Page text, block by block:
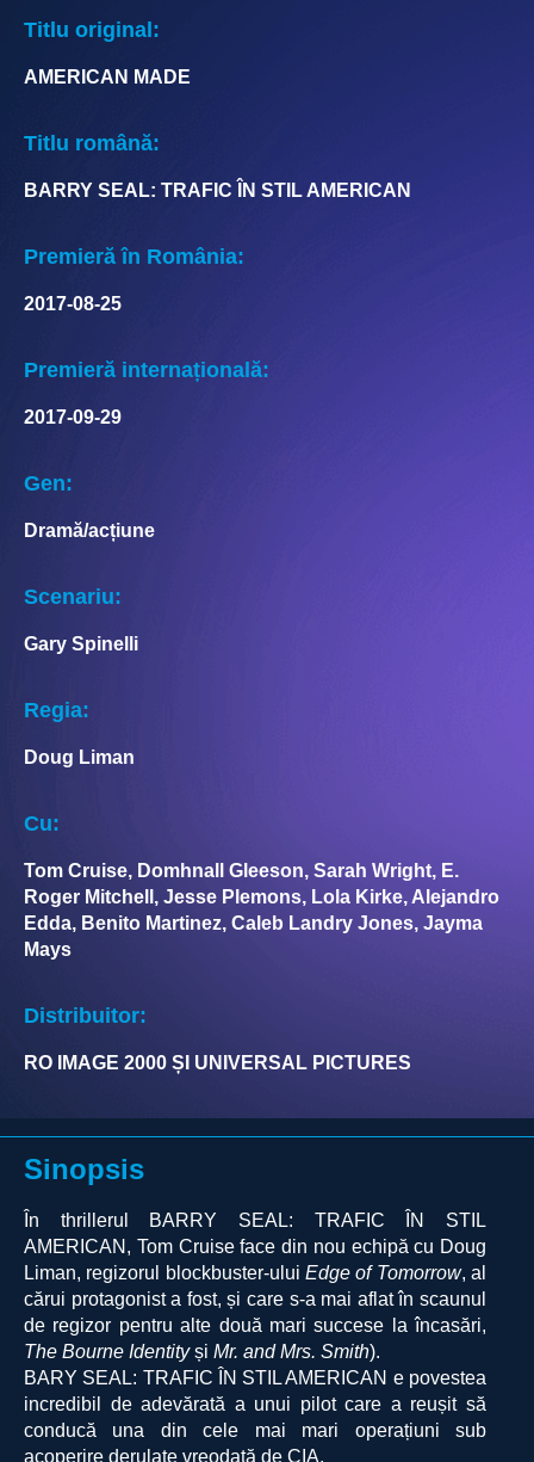
Titlu original:
AMERICAN MADE
Titlu română:
BARRY SEAL: TRAFIC ÎN STIL AMERICAN
Premieră în România:
2017-08-25
Premieră internațională:
2017-09-29
Gen:
Dramă/acțiune
Scenariu:
Gary Spinelli
Regia:
Doug Liman
Cu:
Tom Cruise, Domhnall Gleeson, Sarah Wright, E.
Roger Mitchell, Jesse Plemons, Lola Kirke, Alejandro
Edda, Benito Martinez, Caleb Landry Jones, Jayma
Mays
Distribuitor:
RO IMAGE 2000 ȘI UNIVERSAL PICTURES
Sinopsis
În thrillerul BARRY SEAL: TRAFIC ÎN STIL
AMERICAN, Tom Cruise face din nou echipă cu Doug
Liman, regizorul blockbuster-ului Edge of Tomorrow, al
cărui protagonist a fost, și care s-a mai aflat în scaunul
de regizor pentru alte două mari succese la încasări,
The Bourne Identityși Mr. and Mrs. Smith).
BARY SEAL: TRAFIC ÎN STIL AMERICAN e povestea
incredibil de adevărată a unui pilot care a reușit să
conducă una din cele mai mari operațiuni sub
acoperire derulate vreodată de CIA.